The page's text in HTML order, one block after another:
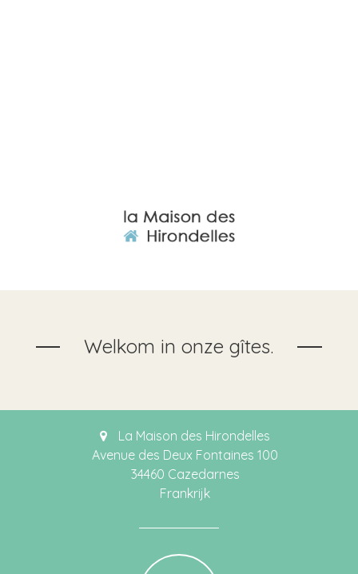
Welkom in onze gîtes.
La Maison des Hirondelles
Avenue des Deux Fontaines 100
34460 Cazedarnes
Frankrijk